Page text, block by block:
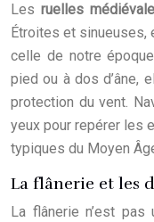
Les ruelles
Étroites et sinueuses,
celle de notre
pied ou à dos d’âne,
protection du vent.
yeux pour repérer les
typiques du Moyen
La flânerie et les
La flânerie n’est